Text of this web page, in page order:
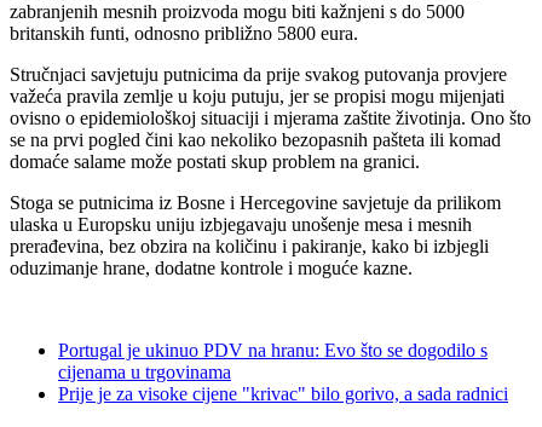
zabranjenih mesnih proizvoda mogu biti kažnjeni s do 5000
britanskih funti, odnosno približno 5800 eura.
Stručnjaci savjetuju putnicima da prije svakog putovanja provjere
važeća pravila zemlje u koju putuju, jer se propisi mogu mijenjati
ovisno o epidemiološkoj situaciji i mjerama zaštite životinja. Ono što
se na prvi pogled čini kao nekoliko bezopasnih pašteta ili komad
domaće salame može postati skup problem na granici.
Stoga se putnicima iz Bosne i Hercegovine savjetuje da prilikom
ulaska u Europsku uniju izbjegavaju unošenje mesa i mesnih
prerađevina, bez obzira na količinu i pakiranje, kako bi izbjegli
oduzimanje hrane, dodatne kontrole i moguće kazne.
Portugal je ukinuo PDV na hranu: Evo što se dogodilo s
cijenama u trgovinama
Prije je za visoke cijene "krivac" bilo gorivo, a sada radnici